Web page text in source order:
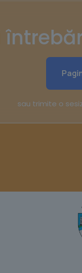
sau trimite o